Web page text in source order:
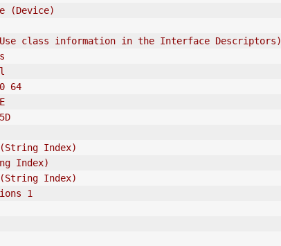
(Device)
class information in the Interface Descriptors)
64
Index)
Index)
Index)
1